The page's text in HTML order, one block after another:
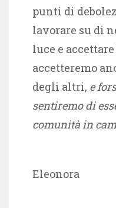
punti di
lavorare su di
luce e
accetteremo
degli altri, e
sentiremo di
comunità in
Eleonora